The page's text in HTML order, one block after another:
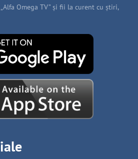
Omega TV” și fii la curent cu știri,